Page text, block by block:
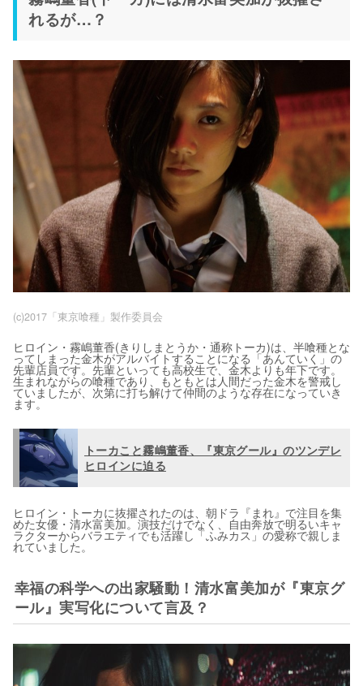
れるが…？
(c)2017「東京喰種」製作委員会
ヒロイン・霧嶋董香(きりしまとうか・通称トーカ)は、半喰種とな
ってしまった金木がアルバイトすることになる「あんていく」の
先輩店員です。先輩といっても高校生で、金木よりも年下です。
生まれながらの喰種であり、もともとは人間だった金木を警戒し
ていましたが、次第に打ち解けて仲間のような存在になっていき
ます。
トーカこと霧嶋董香、『東京グール』のツンデレ
ヒロインに迫る
ヒロイン・トーカに抜擢されたのは、朝ドラ『まれ』で注目を集
めた女優・清水富美加。演技だけでなく、自由奔放で明るいキャ
ラクターからバラエティでも活躍し「ふみカス」の愛称で親しま
れていました。
幸福の科学への出家騒動！清水富美加が『東京グ
ール』実写化について言及？